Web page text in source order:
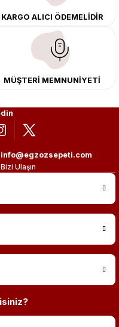
İstanbul’daki montaj
Türkiye’nin her yerine güvenli
değer katmak için doğru
KARGO ALICI ÖDEMELİDİR
MÜŞTERİ MEMNUNİYETİ
info@egzozsepeti.com
Bizi Ulaşın